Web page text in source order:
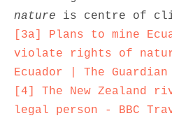
nature
[3a]
Plans to mine
violate rights of
Ecuador | The Guardian
[4]
The New Zealand
legal person - BBC